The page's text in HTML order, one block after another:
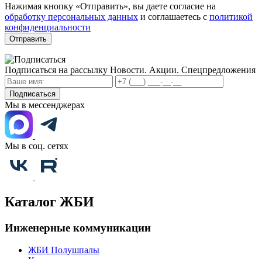
Нажимая кнопку «Отправить», вы даете согласие на
обработку персональных данных и соглашаетесь с политикой
конфиденциальности
Отправить
Подписаться на рассылку Новости. Акции. Спецпредложения
Подписаться
Мы в мессенджерах
Мы в соц. сетях
Каталог ЖБИ
Инженерные коммуникации
ЖБИ Полушпалы